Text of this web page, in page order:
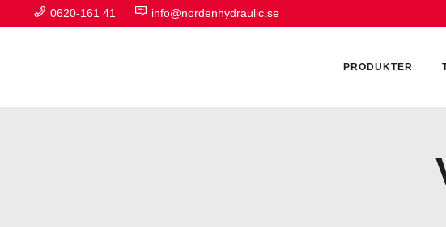
0620-161 41 info@nordenhydraulic.se
PRODUKTER